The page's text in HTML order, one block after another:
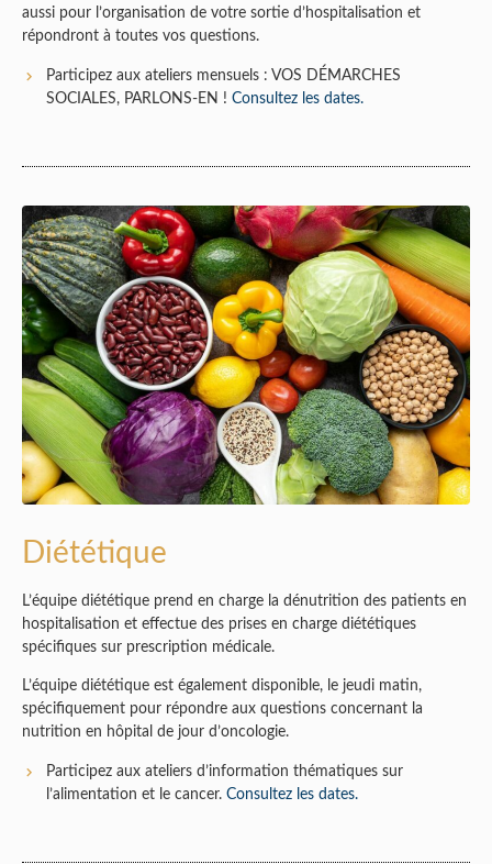
aussi pour l’organisation de votre sortie d’hospitalisation et
répondront à toutes vos questions.
Participez aux ateliers mensuels : VOS DÉMARCHES
SOCIALES, PARLONS-EN ! Consultez les dates.
Diététique
L’équipe diététique prend en charge la dénutrition des patients en
hospitalisation et effectue des prises en charge diététiques
spécifiques sur prescription médicale.
L’équipe diététique est également disponible, le jeudi matin,
spécifiquement pour répondre aux questions concernant la
nutrition en hôpital de jour d’oncologie.
Participez aux ateliers d’information thématiques sur
l’alimentation et le cancer. Consultez les dates.